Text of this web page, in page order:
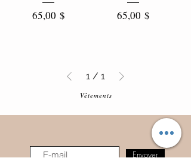
Prix
65,00 $ Prix
65,00 $
1 / 1
Vêtements
Envoyer